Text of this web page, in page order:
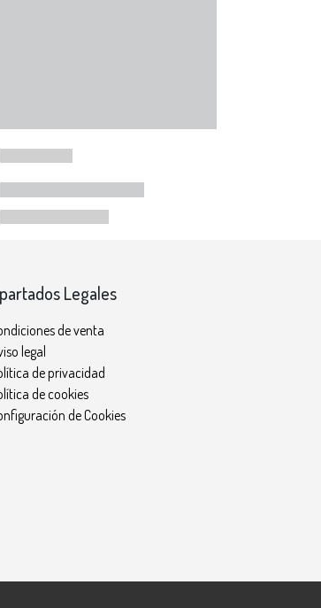
Legales
de venta
legal
de privacidad
de cookies
de Cookies